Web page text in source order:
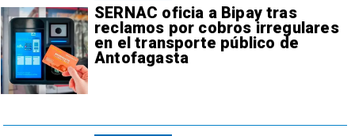
SERNAC oficia a Bipay tras
reclamos por cobros irregulares
en el transporte público de
Antofagasta